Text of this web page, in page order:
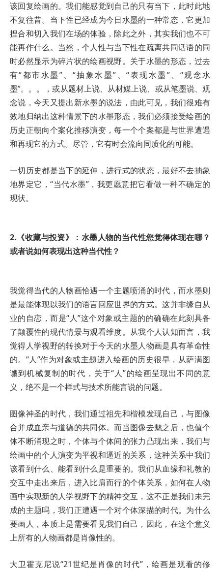
该回复绘画的。我们能感觉到自己的只有当下，此时此地
不复往昔。当下性已经成为今日水墨的一种常态，它更加
捏合和切入我们在场的体验，除此之外，其实我们也不可
能再作什么。当然，个人性与当下性在疏离共同话语的同
时必然显示为碎片状的绘画视野。关于水墨的形态，过去
有“都市水墨”、“抽象水墨”、“表现水墨”、“观念水
墨”。。。，或从题材上说、从材媒上说、或从笔墨说、观
念说，今天又提出新水墨的说法，由此可见，我们很难有
效地归纳出这种情景下的水墨形态，我们必须接受绘画的
历史正朝向个案化推移演变，每一个个案都是与世界遭遇
和再现它的方式。尽管，它有时会流向同质化的可能。
一切历史都是当下的延伸，进行式的状态，最好不去抽象
地界定它，“当代水墨”，我更愿意把它看做一种不确定的
现状。
2.《收藏与投资》：水墨人物的当代性您觉得体现在哪？
或者说如何表现出这种当代性？
我觉得当代的人物画恰遇一个主题喷涌的时代，而水墨则
是最能体现以我们的语言回应世界的方式。这并非缘自从
业的自恋，而是“人”这个对象或主题的的确确在此刻具备
了颠覆性的现代情景与观看维度。从我个人认知而言，我
觉得人学视野的转换对于今天的水墨人物画是具有革命性
的。“人”作为对象或主题进入绘画的历史很早，从萨满图
谶到机械复制的时代，关于“人”的绘画呈现出不同的意
义，绝不是一个样式与技术所能言说的问题。
图像神圣的时代，我们通过祖先和楷模发现自己，与图像
合并成血亲与道德的共同体。而当图像去魅之后，也值个
体不断涌现之时，个体与个体间的张力凸现出来，我们与
绘画中的个人演变为平视和逼近的关系，这种关系中我们
该看到什么、能看到什么是重要的。我们从血缘和礼教的
交互中走出来后，进入比肩而行的个体关系，如何在人物
画中实现新的人学视野下的精神交互，这不正是我们未完
成的主题吗，我们正遭遇一个对个体深描的时代。为什么
要画人，本质上是需要看见我们自己，因此，在这个意义
上所有的人物画都是肖像性的。
大卫霍克尼说“21世纪是肖像的时代”，绘画是观看的修